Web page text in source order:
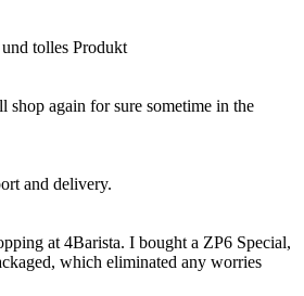
tolles Produkt
again for sure sometime in the
and delivery.
at 4Barista. I bought a ZP6 Special,
which eliminated any worries